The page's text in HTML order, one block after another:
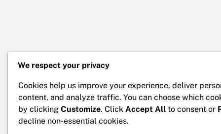
We respect your privacy
Cookies help us improve your experience, deliver
content, and analyze traffic. You can choose which
by clicking Customize. Click Accept All to consent or
decline non-essential cookies.